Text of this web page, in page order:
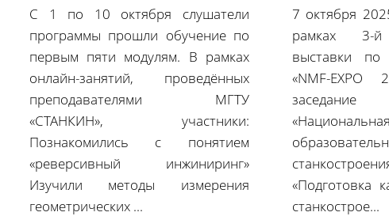
С 1 по 10 октября слушатели
программы прошли обучение по
первым пяти модулям. В рамках
онлайн-занятий, проведённых
преподавателями МГТУ
«СТАНКИН», участники:
Познакомились с понятием
«реверсивный инжиниринг»
Изучили методы измерения
геометрических ...
7 октября
рамках 3-й
выставки по
«NMF-EXPO
«Подготовка
станкострое...